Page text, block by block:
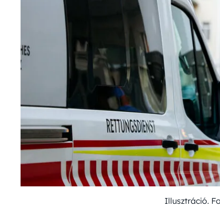
Illusztráció.